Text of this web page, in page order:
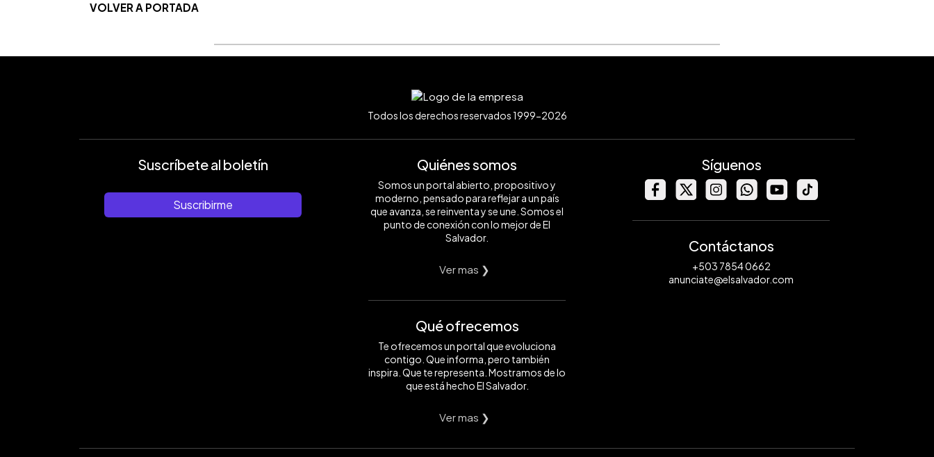
VOLVER A PORTADA
Todos los derechos reservados 1999-2026
Suscríbete al boletín
Suscribirme
Quiénes somos
Somos un portal abierto, propositivo y
moderno, pensado para reflejar a un país
que avanza, se reinventa y se une. Somos el
punto de conexión con lo mejor de El
Salvador.
Ver mas ❯
Qué ofrecemos
Te ofrecemos un portal que evoluciona
contigo. Que informa, pero también
inspira. Que te representa. Mostramos de lo
que está hecho El Salvador.
Ver mas ❯
Síguenos
Contáctanos
+503 7854 0662
anunciate@elsalvador.com